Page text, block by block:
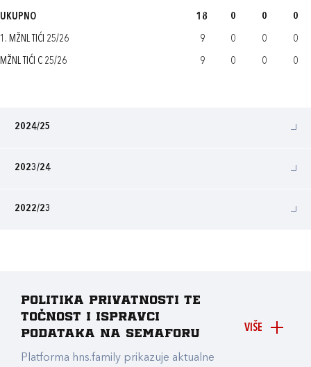
UKUPNO 18 0 0 0
1. MŽNL TIĆI 25/26 9 0 0 0
MŽNL TIĆI C 25/26 9 0 0 0
2024/25
2023/24
2022/23
VIŠE
Politika privatnosti te
točnost i ispravci
podataka na Semaforu
Platforma hns.family prikazuje aktualne